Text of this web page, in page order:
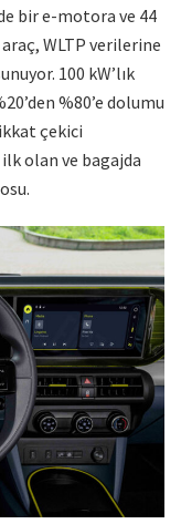
bir e-motora ve 44
WLTP verilerine
100 kW’lık
%80’e dolumu
çekici
olan ve bagajda